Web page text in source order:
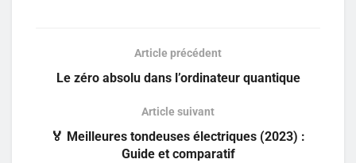
Article précédent
Le zéro absolu dans l’ordinateur quantique
Article suivant
🏅 Meilleures tondeuses électriques (2023) :
Guide et comparatif